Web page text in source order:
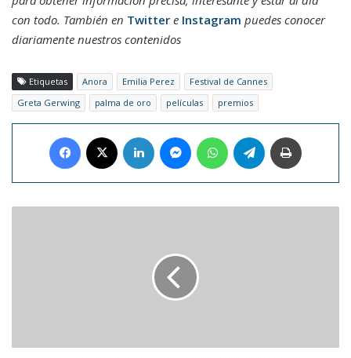
con todo. También en Twitter e Instagram puedes conocer
diariamente nuestros contenidos
Etiquetas Anora Emilia Perez
Festival de Cannes
Greta Gerwing
palma de oro películas premios
Facebook LinkedIn MessengerWhatsAppTelegram
Colombia